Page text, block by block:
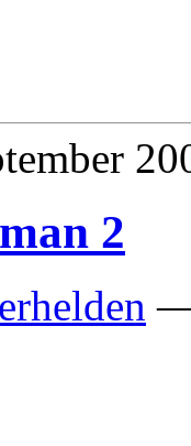
2
—